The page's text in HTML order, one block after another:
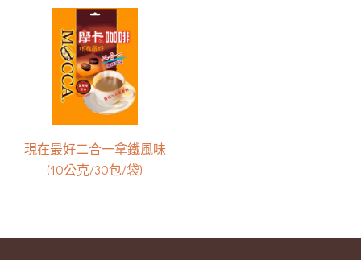
現在最好二合一拿鐵風味
(10公克/30包/袋)